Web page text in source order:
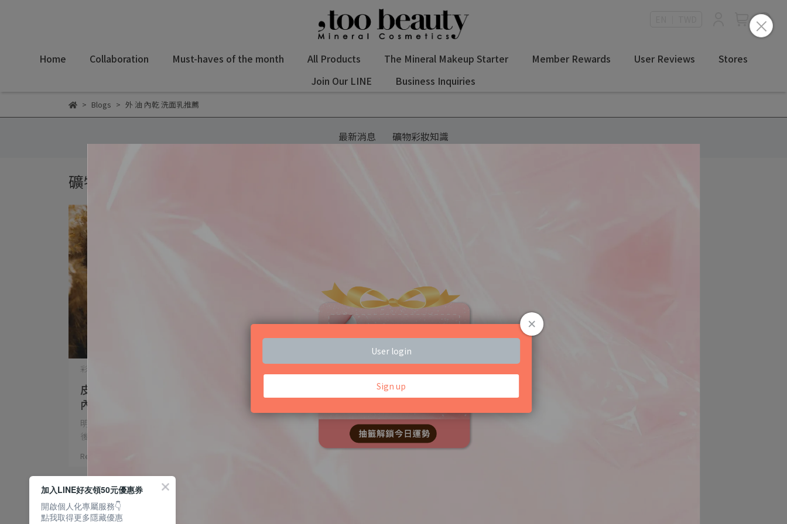
Home Collaboration Must-haves of the month All Products The Mineral Makeup Starter Member Rewards User Reviews
Stores
Join Our LINE
Business Inquiries
Blogs 外 油 內乾 洗面乳推薦
最新消息 礦物彩妝知識
礦物彩妝知識
皮膚乾燥一到冬天就脫皮嗎？「外油
內乾」又該如選擇保養品呢？
彩妝知識 | 2023-01-03
明明平時肌膚就乾燥，不怎麼出油，但上妝之
後又大出油脫⋯
Read More
加入LINE好友領50元優惠券
開啟個人化專屬服務👇
點我取得更多隱藏優惠